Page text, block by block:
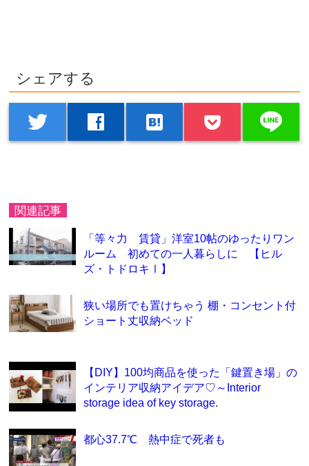
シェアする
twitter facebook hatenabookmark line
関連記事
「等々力 賃貸」洋室10帖のゆったりワン
ルーム 初めての一人暮らしに 【ヒル
ズ・トドロキⅠ】
狭い場所でも置けちゃう 棚・コンセント付
ショート丈収納ベッド
【DIY】100均商品を使った「鍵置き場」の
インテリア収納アイデア♡～Interior
storage idea of key storage.
都心37.7℃ 熱中症で死者も